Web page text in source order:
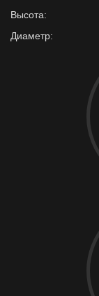
Высота:
Диаметр: